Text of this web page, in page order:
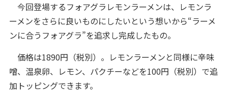
今回登場するフォアグラレモンラーメンは、レモンラ
ーメンをさらに良いものにしたいという想いから“ラーメ
ンに合うフォアグラ”を追求し完成したもの。
価格は1890円（税別）。レモンラーメンと同様に辛味
噌、温泉卵、レモン、パクチーなどを100円（税別）で追
加トッピングできます。